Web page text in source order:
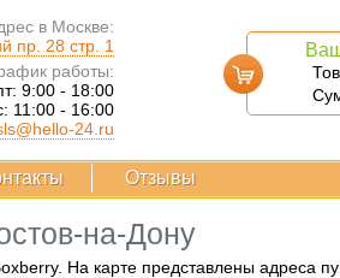
в Москве:
пр. 28 стр. 1
работы:
9:00 - 18:00
11:00 - 16:00
24.ru
Отзывы
на-Дону
На карте представлены адреса